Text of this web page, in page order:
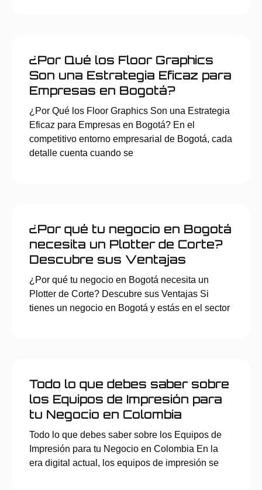
¿Por Qué los Floor Graphics
Son una Estrategia Eficaz para
Empresas en Bogotá?
¿Por Qué los Floor Graphics Son una Estrategia
Eficaz para Empresas en Bogotá? En el
competitivo entorno empresarial de Bogotá, cada
detalle cuenta cuando se
¿Por qué tu negocio en Bogotá
necesita un Plotter de Corte?
Descubre sus Ventajas
¿Por qué tu negocio en Bogotá necesita un
Plotter de Corte? Descubre sus Ventajas Si
tienes un negocio en Bogotá y estás en el sector
Todo lo que debes saber sobre
los Equipos de Impresión para
tu Negocio en Colombia
Todo lo que debes saber sobre los Equipos de
Impresión para tu Negocio en Colombia En la
era digital actual, los equipos de impresión se